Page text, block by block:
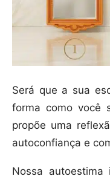
Será que a sua
forma como você
propõe uma
autoconfiança e
Nossa autoestima